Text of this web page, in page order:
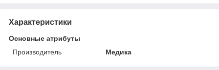
Характеристики
Основные атрибуты
Производитель
Медика